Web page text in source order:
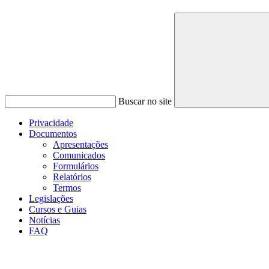
Buscar no site
Privacidade
Documentos
Apresentações
Comunicados
Formulários
Relatórios
Termos
Legislações
Cursos e Guias
Notícias
FAQ